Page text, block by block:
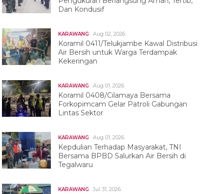
Dan Kondusif
KARAWANG Aug 02, 2026
Koramil 0411/Telukjambe Kawal Distribusi
Air Bersih untuk Warga Terdampak
Kekeringan
KARAWANG Aug 01, 2026
Koramil 0408/Cilamaya Bersama
Forkopimcam Gelar Patroli Gabungan
Lintas Sektor
KARAWANG Aug 01, 2026
Kepdulian Terhadap Masyarakat, TNI
Bersama BPBD Salurkan Air Bersih di
Tegalwaru
KARAWANG Jul 31, 2026